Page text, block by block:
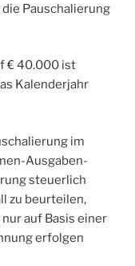
Pauschalierung
€ 40.000 ist
Kalenderjahr
im
Ausgaben-
steuerlich
zu beurteilen,
auf Basis einer
erfolgen